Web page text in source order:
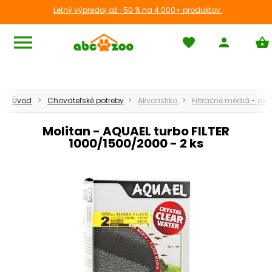
Letný výpredaj až -50 % na 4 000+ produktov.
menu favorite person shopping_basket
Akvaristika
Späť
Zobraziť všetko
Úvod Chovateľské potreby Akvaristika Filtračné médiá -
Molitan - AQUAEL turbo FILTER
1000/1500/2000 - 2 ks